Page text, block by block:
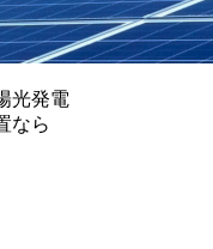
光発電
なら